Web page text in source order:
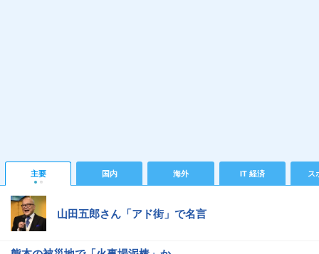
主要 国内 海外 IT 経済 ス
山田五郎さん「アド街」で名言